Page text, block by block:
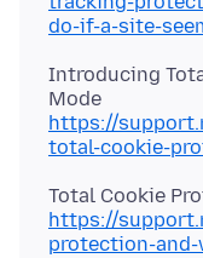
do-if-a-site-
Introducing
https://
total-cookie-
https://
protection-and-